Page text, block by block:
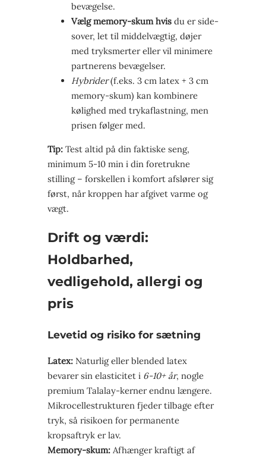
bevægelse.
Vælg memory-skum hvis du er side­
sover, let til middel­vægtig, døjer
med tryk­smerter eller vil minimere
partnerens bevægelser.
Hybrider(f.eks. 3 cm latex + 3 cm
memory-skum) kan kombinere
kølighed med trykaflastning, men
prisen følger med.
Tip: Test altid på din faktiske seng,
minimum 5-10 min i din foretrukne
stilling – forskellen i komfort afslører sig
først, når kroppen har afgivet varme og
vægt.
Drift og værdi:
Holdbarhed,
vedligehold, allergi og
pris
Levetid og risiko for sætning
Latex: Naturlig eller blended latex
bevarer sin elasticitet i 6-10+ år, nogle
premium Talalay-kerner endnu længere.
Mikrocellestrukturen fjeder tilbage efter
tryk, så risikoen for permanente
kropsaftryk er lav.
Memory-skum: Afhænger kraftigt af